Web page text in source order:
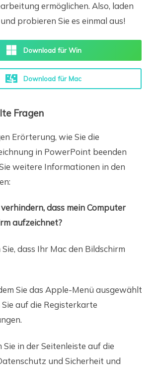
ermöglichen. Also, laden
probieren Sie es einmal aus!
Download für Win
Download für Mac
Fragen
Erörterung, wie Sie die
in PowerPoint beenden
weitere Informationen in den
dass mein Computer
aufzeichnet?
dass Ihr Mac den Bildschirm
Sie das Apple-Menü ausgewählt
auf die Registerkarte
Sie in der Seitenleiste auf die
und Sicherheit und